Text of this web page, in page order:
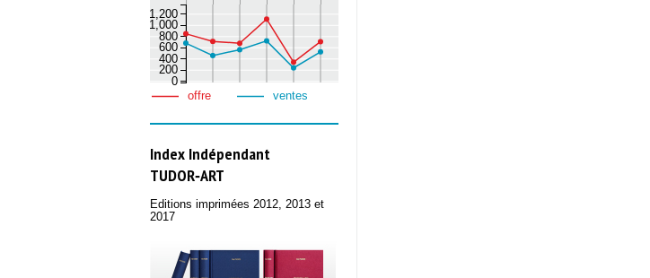
0
200
400
600
800
1,000
1,200
offre ventes
Index Indépendant
TUDOR‑ART
Editions imprimées 2012, 2013 et
2017